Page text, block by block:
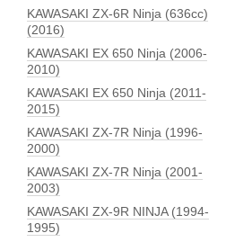
KAWASAKI ZX-6R Ninja (636сс)
(2016)
KAWASAKI EX 650 Ninja (2006-
2010)
KAWASAKI EX 650 Ninja (2011-
2015)
KAWASAKI ZX-7R Ninja (1996-
2000)
KAWASAKI ZX-7R Ninja (2001-
2003)
KAWASAKI ZX-9R NINJA (1994-
1995)